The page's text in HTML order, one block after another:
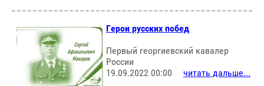
Герои русских побед
Первый георгиевский кавалер
России
19.09.2022 00:00
читать дальше...